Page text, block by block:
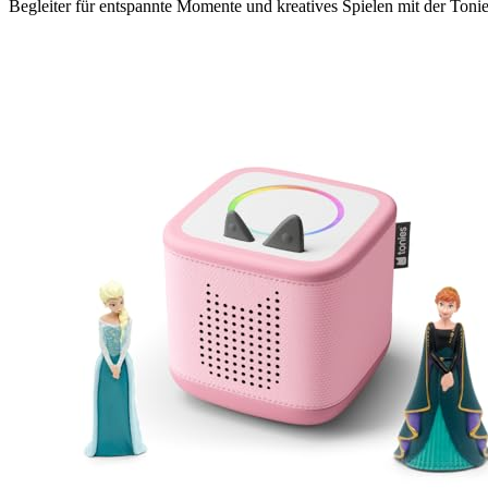
Begleiter für entspannte Momente und kreatives Spielen mit der